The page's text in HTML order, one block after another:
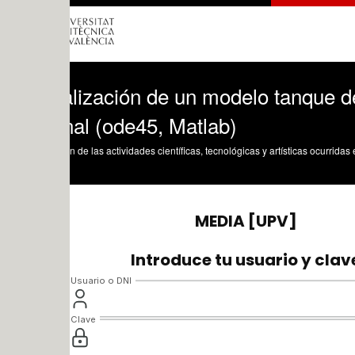
de un modelo tanque de
(ode45, Matlab)
de las actividades científicas, tecnológicas y artísticas ocurridas en los tres